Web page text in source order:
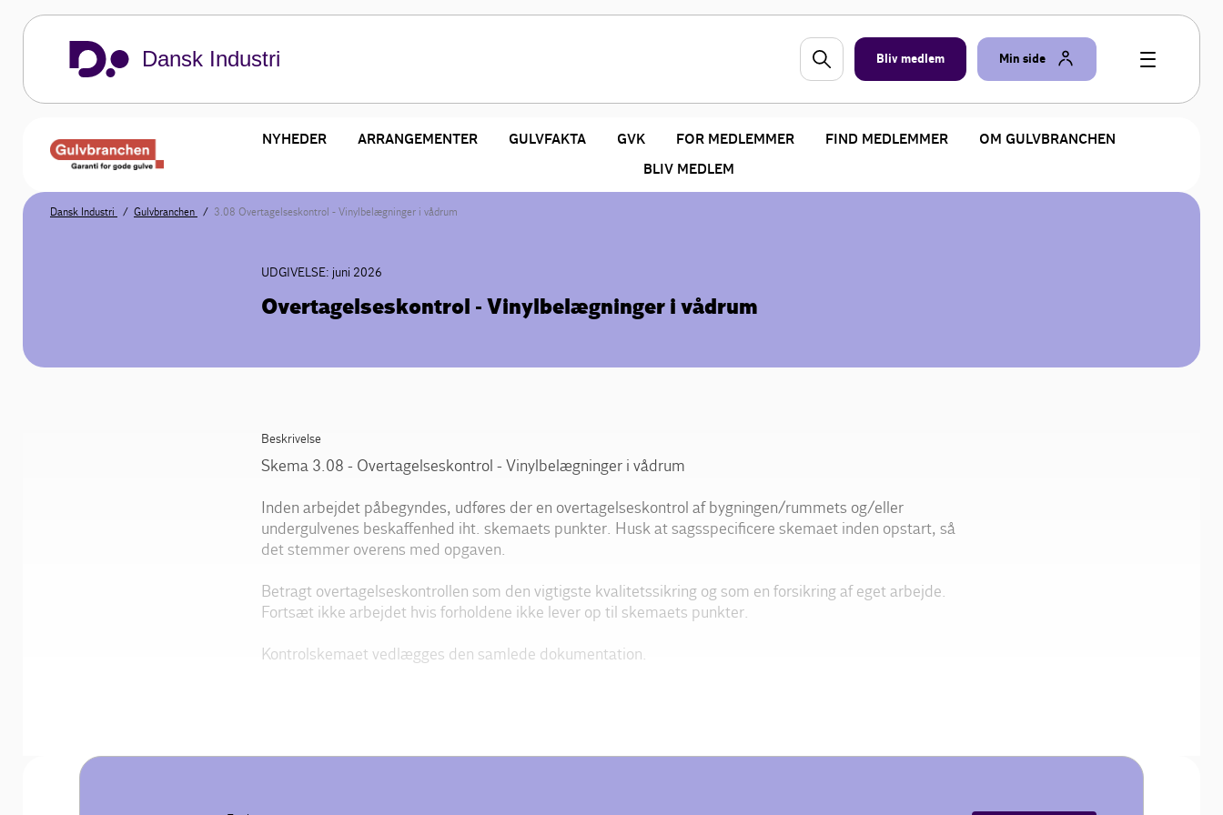
Dansk Industri Bliv medlem Min side
NYHEDER ARRANGEMENTER GULVFAKTA GVK FOR MEDLEMMER FIND MEDLEMMER
OM GULVBRANCHEN
BLIV MEDLEM
Dansk Industri Gulvbranchen 3.08 Overtagelseskontrol - Vinylbelægninger i vådrum
UDGIVELSE: juni 2026
Overtagelseskontrol - Vinylbelægninger i vådrum
Beskrivelse
Skema 3.08 - Overtagelseskontrol - Vinylbelægninger i vådrum
Inden arbejdet påbegyndes, udføres der en overtagelseskontrol af bygningen/rummets og/eller
undergulvenes beskaffenhed iht. skemaets punkter. Husk at sagsspecificere skemaet inden opstart, så
det stemmer overens med opgaven.
Betragt overtagelseskontrollen som den vigtigste kvalitetssikring og som en forsikring af eget arbejde.
Fortsæt ikke arbejdet hvis forholdene ikke lever op til skemaets punkter.
Kontrolskemaet vedlægges den samlede dokumentation.